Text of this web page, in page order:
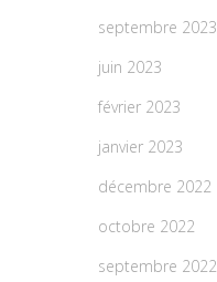
septembre 2023
juin 2023
février 2023
janvier 2023
décembre 2022
octobre 2022
septembre 2022